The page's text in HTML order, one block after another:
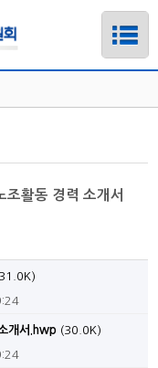
조활동 경력 소개서
개서.hwp (30.0K)